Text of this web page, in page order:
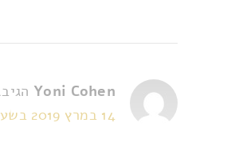
Yoni Cohen
14 במרץ 2019 בשעה 15:31